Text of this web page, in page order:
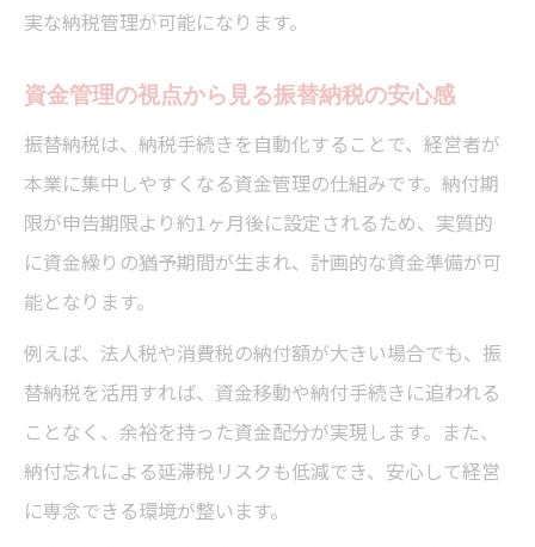
実な納税管理が可能になります。
資金管理の視点から見る振替納税の安心感
振替納税は、納税手続きを自動化することで、経営者が
本業に集中しやすくなる資金管理の仕組みです。納付期
限が申告期限より約1ヶ月後に設定されるため、実質的
に資金繰りの猶予期間が生まれ、計画的な資金準備が可
能となります。
例えば、法人税や消費税の納付額が大きい場合でも、振
替納税を活用すれば、資金移動や納付手続きに追われる
ことなく、余裕を持った資金配分が実現します。また、
納付忘れによる延滞税リスクも低減でき、安心して経営
に専念できる環境が整います。